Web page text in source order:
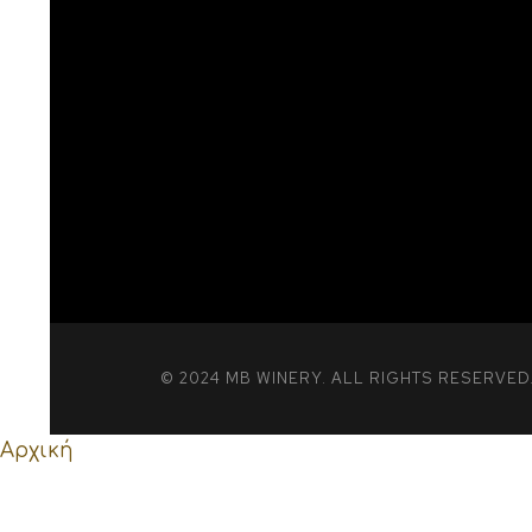
© 2024 MB WINERY. ALL RIGHTS
Αρχική